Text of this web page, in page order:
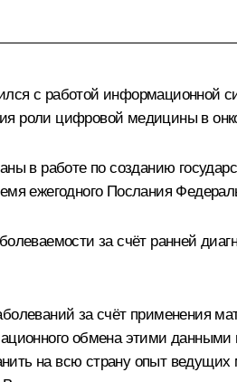
с работой информационной
роли цифровой медицины в
в работе по созданию
ежегодного Послания
за счёт ранней
за счёт применения
обмена этими
на всю страну опыт ведущих